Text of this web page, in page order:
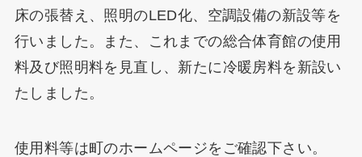
床の張替え、照明のLED化、空調設備の新設等を
行いました。また、これまでの総合体育館の使用
料及び照明料を見直し、新たに冷暖房料を新設い
たしました。
使用料等は町のホームページをご確認下さい。